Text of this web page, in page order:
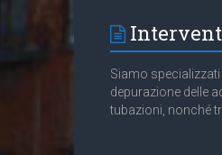
Siamo specializzati
depurazione delle
tubazioni, nonché